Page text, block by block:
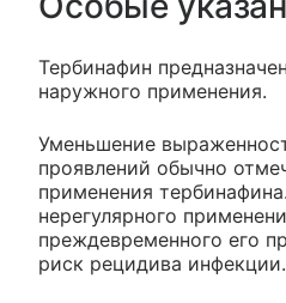
Тербинафин
наружного применения.
Уменьшение
проявлений обычно
применения
нерегулярного
преждевременного его
риск рецидива инфекции.